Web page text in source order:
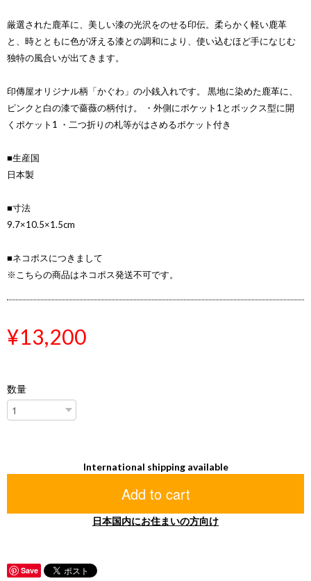
厳選された鹿革に、美しい漆の光沢をのせる印伝。柔らかく軽い鹿革
と、時とともに色が冴える漆との調和により、使い込むほど手になじむ
独特の風合いが出てきます。
印傳屋オリジナル柄「かぐわ」の小銭入れです。 黒地に染めた鹿革に、
ピンクと白の漆で薔薇の柄付け。 ・外側にポケット1とボックス型に開
くポケット1 ・二つ折りの札等がはさめるポケット付き
■生産国
日本製
■寸法
9.7×10.5×1.5cm
■ネコポスにつきまして
※こちらの商品はネコポス発送不可です。
¥13,200
数量
International shipping available
Add to cart
日本国内にお住まいの方向け
Save